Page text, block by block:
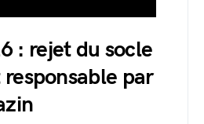
: rejet du socle
par